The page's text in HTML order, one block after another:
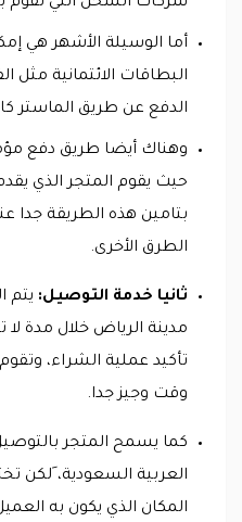
شركات الشحن التي تقوم
أما الوسيلة الأشهر هي
البطاقات الائتمانية مثل
الدفع عن طريق الماستر
بتامين هذه الطريقة جدا
الطرق الأخرى.
ثانيا خدمة التوصيل: يتم
مدينة الرياض خلال مدة لا
تأكيد عملية الشراء،
وقت وجيز جدا.
كما يسمح المتجر
العربية السعودية، َلكن
المكان الذي يكون به